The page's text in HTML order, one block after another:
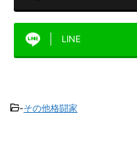
LINE
-その他格闘家